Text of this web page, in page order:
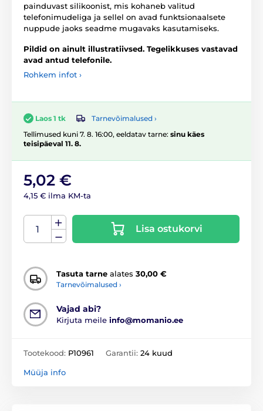
painduvast silikoonist, mis kohaneb valitud
telefonimudeliga ja sellel on avad funktsionaalsete
nuppude jaoks seadme mugavaks kasutamiseks.
Pildid on ainult illustratiivsed. Tegelikkuses vastavad
avad antud telefonile.
Rohkem infot ›
Laos 1 tk
Tarnevõimalused ›
Tellimused kuni 7. 8. 16:00, eeldatav tarne: sinu käes
teisipäeval 11. 8.
5,02 €
4,15 € ilma KM-ta
Lisa ostukorvi
Tasuta tarne alates 30,00 €
Tarnevõimalused ›
Vajad abi?
Kirjuta meile info@momanio.ee
Tootekood: P10961 Garantii: 24 kuud
Müüja info